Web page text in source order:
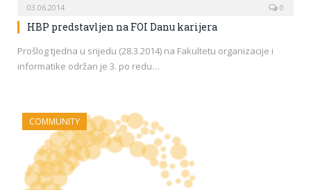
03.06.2014 0
HBP predstavljen na FOI Danu karijera
Prošlog tjedna u srijedu (28.3.2014) na Fakultetu organizacije i
informatike održan je 3. po redu…
COMMUNITY